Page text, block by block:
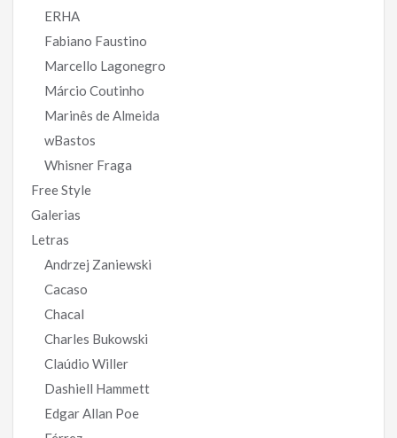
ERHA
Fabiano Faustino
Marcello Lagonegro
Márcio Coutinho
Marinês de Almeida
wBastos
Whisner Fraga
Free Style
Galerias
Letras
Andrzej Zaniewski
Cacaso
Chacal
Charles Bukowski
Claúdio Willer
Dashiell Hammett
Edgar Allan Poe